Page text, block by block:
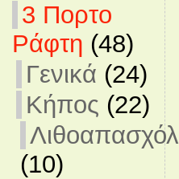
3 Πορτο
Ράφτη (48)
Γενικά (24)
Κήπος (22)
(10)